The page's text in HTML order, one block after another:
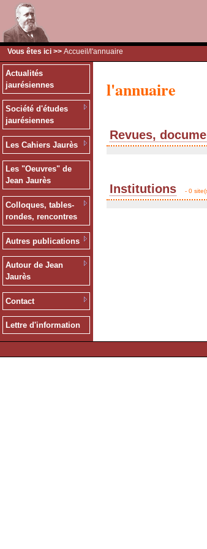
Vous êtes ici >> Accueil /l'annuaire
Actualités
jaurésiennes
Société d'études
jaurésiennes
Les Cahiers Jaurès
Les "Oeuvres" de
Jean Jaurès
Colloques, tables-
rondes, rencontres
Autres publications
Autour de Jean
Jaurès
Contact
Lettre d'information
l'annuaire
Revues,
Institutions - 0